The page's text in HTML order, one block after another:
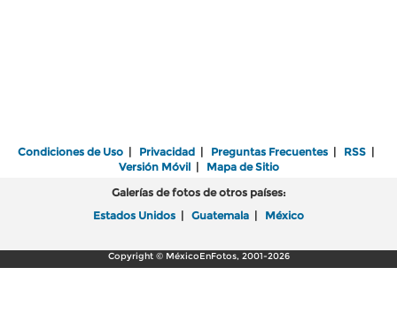
Condiciones de Uso | Privacidad | Preguntas Frecuentes | RSS |
Versión Móvil| Mapa de Sitio
Galerías de fotos de otros países:
Estados Unidos | Guatemala | México
Copyright © MéxicoEnFotos, 2001-2026